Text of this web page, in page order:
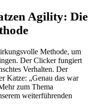
Agility: Die
Methode, um
Der Clicker fungiert
Verhalten. Der
Katze: „Genau das war
zum Thema
weiterführenden